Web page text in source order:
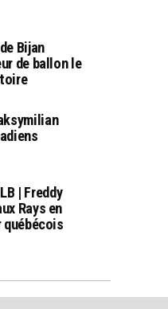
Bijan
de ballon le
| Freddy
Rays en
québécois